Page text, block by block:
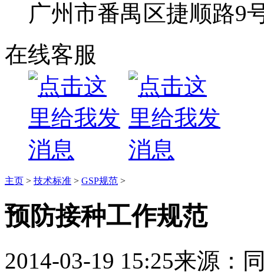
广州市番禺区捷顺路9
在线客服
主页 > 技术标准 > GSP规范 >
预防接种工作规范
2014-03-19 15:25来源：